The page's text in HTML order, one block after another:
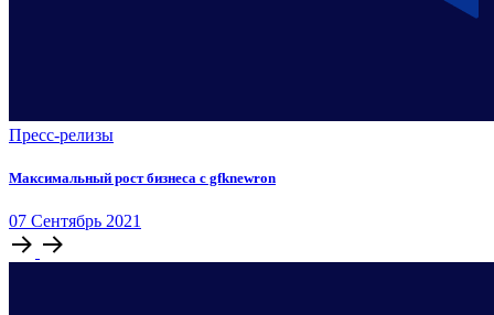
Пресс-релизы
Максимальный рост бизнеса с gfknewron
07 Сентябрь 2021